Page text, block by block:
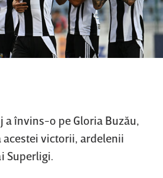
a învins-o pe Gloria Buzău,
acestei victorii, ardelenii
Superligi.